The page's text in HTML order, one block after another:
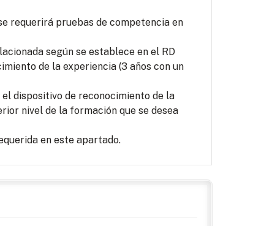
requerirá pruebas de competencia en
según se establece en el RD
de la experiencia (3 años con un
dispositivo de reconocimiento de la
nivel de la formación que se desea
en este apartado.